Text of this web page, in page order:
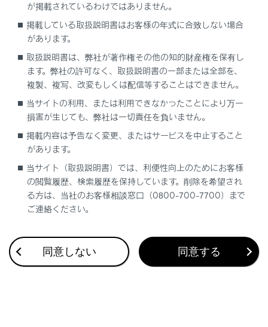
発進遅れ告知機能の設定を変更する
合わせて見られているページ
低速時に障害物との接近を検知して音と画面で知らせる
運転を補助する装置の一覧
Advanced Parkメインスイッチを押して駐車操作を支援する
このページは役に立ちましたか？
が掲載されているわけではありません。
掲載している取扱説明書はお客様の年式に合致しない場合
があります。
取扱説明書は、弊社が著作権その他の知的財産権を保有し
ます。弊社の許可なく、取扱説明書の一部または全部を、
複製、複写、改変もしくは配信等することはできません。
当サイトの利用、または利用できなかったことにより万一
損害が生じても、弊社は一切責任を負いません。
掲載内容は予告なく変更、またはサービスを中止すること
があります。
当サイト（取扱説明書）では、利便性向上のためにお客様
の閲覧履歴、検索履歴を保持しています。削除を希望され
る方は、当社のお客様相談窓口（0800-700-7700）まで
ご連絡ください。
同意しない 同意する